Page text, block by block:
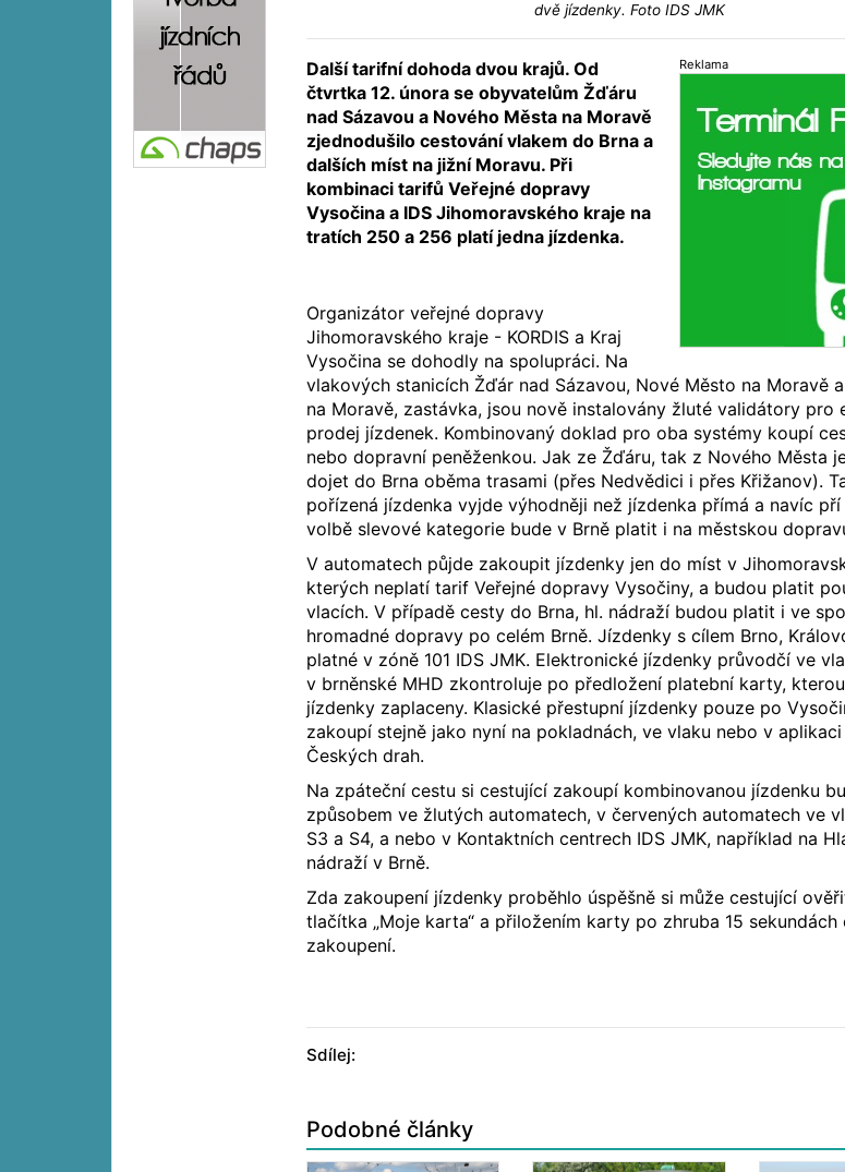
dvě jízdenky. Foto IDS JMK
Reklama
Další tarifní dohoda dvou krajů. Od
čtvrtka 12. února se obyvatelům Žďáru
nad Sázavou a Nového Města na Moravě
zjednodušilo cestování vlakem do Brna a
dalších míst na jižní Moravu. Při
kombinaci tarifů Veřejné dopravy
Vysočina a IDS Jihomoravského kraje na
tratích 250 a 256 platí jedna jízdenka.
Organizátor veřejné dopravy
Jihomoravského kraje - KORDIS a Kraj
Vysočina se dohodly na spolupráci. Na
vlakových stanicích Žďár nad Sázavou, Nové Město na Moravě
na Moravě, zastávka, jsou nově instalovány žluté validátory pro
prodej jízdenek. Kombinovaný doklad pro oba systémy koupí
nebo dopravní peněženkou. Jak ze Žďáru, tak z Nového Města
dojet do Brna oběma trasami (přes Nedvědici i přes Křižanov).
pořízená jízdenka vyjde výhodněji než jízdenka přímá a navíc pří
volbě slevové kategorie bude v Brně platit i na městskou
V automatech půjde zakoupit jízdenky jen do míst v
kterých neplatí tarif Veřejné dopravy Vysočiny, a budou platit
vlacích. V případě cesty do Brna, hl. nádraží budou platit i ve
hromadné dopravy po celém Brně. Jízdenky s cílem Brno,
platné v zóně 101 IDS JMK. Elektronické jízdenky průvodčí ve
v brněnské MHD zkontroluje po předložení platební karty,
jízdenky zaplaceny. Klasické přestupní jízdenky pouze po
zakoupí stejně jako nyní na pokladnách, ve vlaku nebo v
Českých drah.
Na zpáteční cestu si cestující zakoupí kombinovanou jízdenku
způsobem ve žlutých automatech, v červených automatech ve
S3 a S4, a nebo v Kontaktních centrech IDS JMK, například na
nádraží v Brně.
Zda zakoupení jízdenky proběhlo úspěšně si může cestující
tlačítka „Moje karta“ a přiložením karty po zhruba 15 sekundách
zakoupení.
Sdílej:
Podobné články